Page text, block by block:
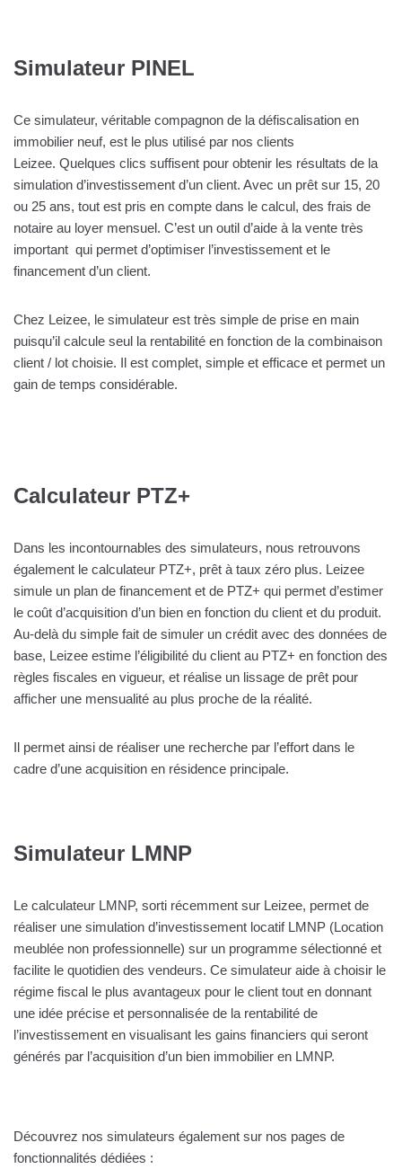
Simulateur PINEL
Ce simulateur, véritable compagnon de la défiscalisation en
immobilier neuf, est le plus utilisé par nos clients
Leizee. Quelques clics suffisent pour obtenir les résultats de la
simulation d’investissement d’un client. Avec un prêt sur 15, 20
ou 25 ans, tout est pris en compte dans le calcul, des frais de
notaire au loyer mensuel. C’est un outil d’aide à la vente très
important qui permet d’optimiser l’investissement et le
financement d’un client.
Chez Leizee, le simulateur est très simple de prise en main
puisqu’il calcule seul la rentabilité en fonction de la combinaison
client / lot choisie. Il est complet, simple et efficace et permet un
gain de temps considérable.
Calculateur PTZ+
Dans les incontournables des simulateurs, nous retrouvons
également le calculateur PTZ+, prêt à taux zéro plus. Leizee
simule un plan de financement et de PTZ+ qui permet d’estimer
le coût d’acquisition d’un bien en fonction du client et du produit.
Au-delà du simple fait de simuler un crédit avec des données de
base, Leizee estime l’éligibilité du client au PTZ+ en fonction des
règles fiscales en vigueur, et réalise un lissage de prêt pour
afficher une mensualité au plus proche de la réalité.
Il permet ainsi de réaliser une recherche par l’effort dans le
cadre d’une acquisition en résidence principale.
Simulateur LMNP
Le calculateur LMNP, sorti récemment sur Leizee, permet de
réaliser une simulation d’investissement locatif LMNP (Location
meublée non professionnelle) sur un programme sélectionné et
facilite le quotidien des vendeurs. Ce simulateur aide à choisir le
régime fiscal le plus avantageux pour le client tout en donnant
une idée précise et personnalisée de la rentabilité de
l’investissement en visualisant les gains financiers qui seront
générés par l’acquisition d’un bien immobilier en LMNP.
Découvrez nos simulateurs également sur nos pages de
fonctionnalités dédiées :